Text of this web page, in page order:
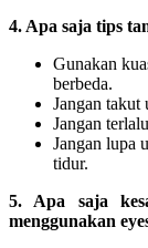
4. Apa saja tips
Gunakan
berbeda.
Jangan takut
Jangan
Jangan lupa
tidur.
5. Apa saja
menggunakan